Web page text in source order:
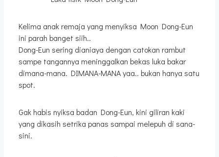
Kelima anak remaja yang menyiksa Moon Dong-Eun
ini parah banget siih..
Dong-Eun sering dianiaya dengan catokan rambut
sampe tangannya meninggalkan bekas luka bakar
dimana-mana. DIMANA-MANA yaa.. bukan hanya satu
spot.
Gak habis nyiksa badan Dong-Eun, kini giliran kaki
yang dikasih setrika panas sampai melepuh di sana-
sini.